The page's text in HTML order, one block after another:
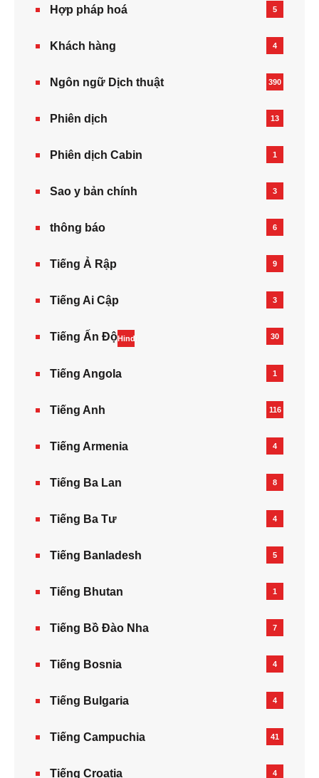
Hợp pháp hoá 5
Khách hàng 4
Ngôn ngữ Dịch thuật 390
Phiên dịch 13
Phiên dịch Cabin 1
Sao y bản chính 3
thông báo 6
Tiếng Ả Rập 9
Tiếng Ai Cập 3
Tiếng Ấn ĐộHindi 30
Tiếng Angola 1
Tiếng Anh 116
Tiếng Armenia‎ 4
Tiếng Ba Lan 8
Tiếng Ba Tư 4
Tiếng Banladesh 5
Tiếng Bhutan 1
Tiếng Bồ Đào Nha 7
Tiếng Bosnia 4
Tiếng Bulgaria 4
Tiếng Campuchia 41
Tiếng Croatia 4